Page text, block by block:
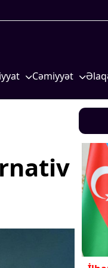
Cəmiyyət
Məhkəmə və hüquq
Zəfər - 5
Gənclər və İdman
Media və QHT